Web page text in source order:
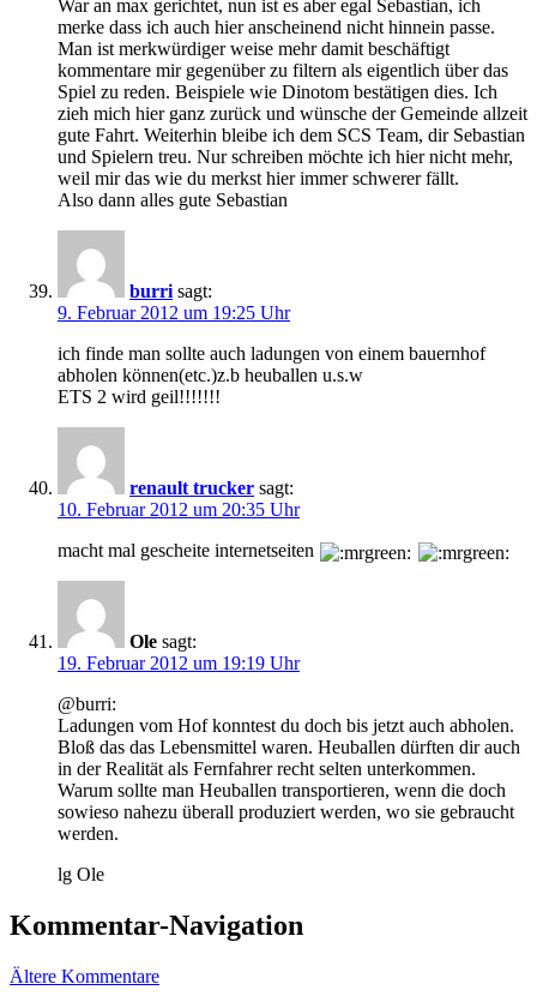
War an max gerichtet, nun ist es aber egal Sebastian, ich
merke dass ich auch hier anscheinend nicht hinnein passe.
Man ist merkwürdiger weise mehr damit beschäftigt
kommentare mir gegenüber zu filtern als eigentlich über das
Spiel zu reden. Beispiele wie Dinotom bestätigen dies. Ich
zieh mich hier ganz zurück und wünsche der Gemeinde allzeit
gute Fahrt. Weiterhin bleibe ich dem SCS Team, dir Sebastian
und Spielern treu. Nur schreiben möchte ich hier nicht mehr,
weil mir das wie du merkst hier immer schwerer fällt.
Also dann alles gute Sebastian
burri sagt:
9. Februar 2012 um 19:25 Uhr
ich finde man sollte auch ladungen von einem bauernhof
abholen können(etc.)z.b heuballen u.s.w
ETS 2 wird geil!!!!!!!
renault trucker sagt:
10. Februar 2012 um 20:35 Uhr
macht mal gescheite internetseiten
Ole sagt:
19. Februar 2012 um 19:19 Uhr
@burri:
Ladungen vom Hof konntest du doch bis jetzt auch abholen.
Bloß das das Lebensmittel waren. Heuballen dürften dir auch
in der Realität als Fernfahrer recht selten unterkommen.
Warum sollte man Heuballen transportieren, wenn die doch
sowieso nahezu überall produziert werden, wo sie gebraucht
werden.
lg Ole
Kommentar-Navigation
Ältere Kommentare